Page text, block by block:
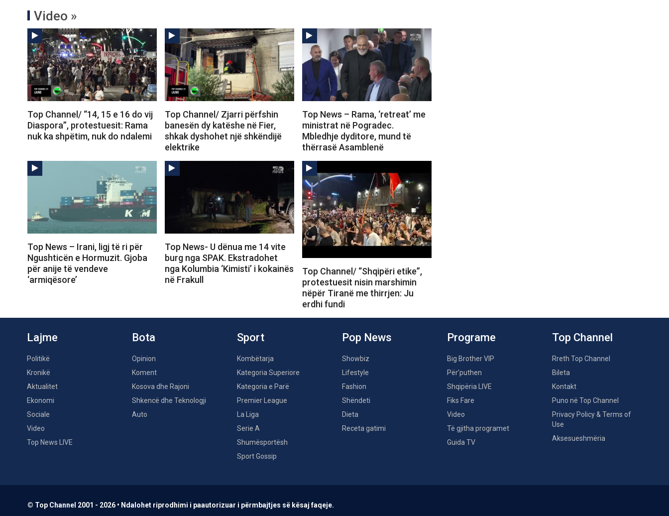
Video »
Top Channel/ “14, 15 e 16 do vij
Diaspora”, protestuesit: Rama
nuk ka shpëtim, nuk do ndalemi
Top Channel/ Zjarri përfshin
banesën dy katëshe në Fier,
shkak dyshohet një shkëndijë
elektrike
Top News – Rama, ‘retreat’ me
ministrat në Pogradec.
Mbledhje dyditore, mund të
thërrasë Asamblenë
Top News – Irani, ligj të ri për
Ngushticën e Hormuzit. Gjoba
për anije të vendeve
‘armiqësore’
Top News- U dënua me 14 vite
burg nga SPAK. Ekstradohet
nga Kolumbia ‘Kimisti’ i kokainës
në Frakull
Top Channel/ “Shqipëri etike”,
protestuesit nisin marshimin
nëpër Tiranë me thirrjen: Ju
erdhi fundi
Lajme
Politikë
Kronikë
Aktualitet
Ekonomi
Sociale
Video
Top News LIVE
Bota
Opinion
Koment
Kosova dhe Rajoni
Shkencë dhe Teknologji
Auto
Sport
Kombëtarja
Kategoria Superiore
Kategoria e Parë
Premier League
La Liga
Serie A
Shumësportësh
Sport Gossip
Pop News
Showbiz
Lifestyle
Fashion
Shëndeti
Dieta
Receta gatimi
Programe
Big Brother VIP
Për’puthen
Shqipëria LIVE
Fiks Fare
Video
Të gjitha programet
Guida TV
Top Channel
Rreth Top Channel
Bileta
Kontakt
Puno në Top Channel
Privacy Policy & Terms of
Use
Aksesueshmëria
© Top Channel 2001 - 2026 • Ndalohet riprodhimi i paautorizuar i përmbajtjes së kësaj faqeje.